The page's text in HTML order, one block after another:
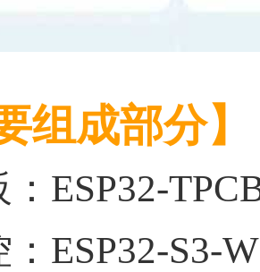
组成部分】
：ESP32-
ESP32-S3-